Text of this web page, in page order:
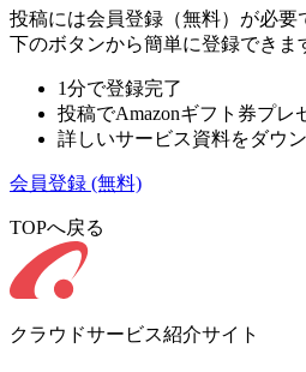
投稿には会員登録（無料）が必要
下のボタンから簡単に登録できま
1分で登録完了
投稿でAmazonギフト券プレ
詳しいサービス資料をダウ
会員登録 (無料)
TOPへ戻る
クラウドサービス紹介サイト